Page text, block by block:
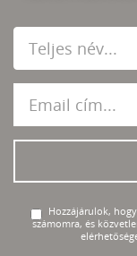
Hozzájárulok,
számomra, és